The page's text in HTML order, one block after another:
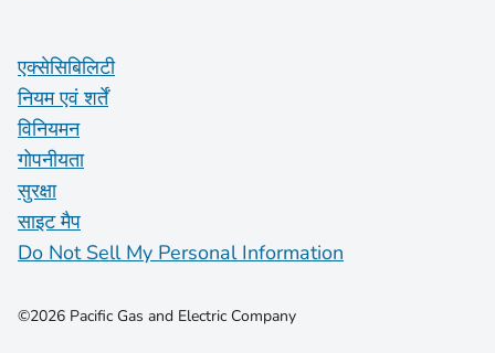
एक्सेसिबिलिटी
नियम एवं शर्तें
विनियमन
गोपनीयता
सुरक्षा
साइट मैप
Do Not Sell My Personal Information
©2026 Pacific Gas and Electric Company